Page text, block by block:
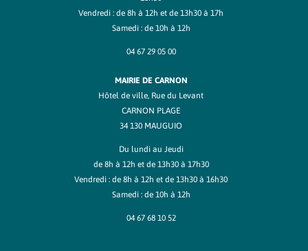
Vendredi : de 8h à 12h et de 13h30 à 17h
Samedi : de 10h à 12h
04 67 29 05 00
MAIRIE DE CARNON
Hôtel de ville, Rue du Levant
CARNON PLAGE
34 130 MAUGUIO
Du lundi au Jeudi
de 8h à 12h et de 13h30 à 17h30
Vendredi : de 8h à 12h et de 13h30 à 16h30
Samedi : de 10h à 12h
04 67 68 10 52